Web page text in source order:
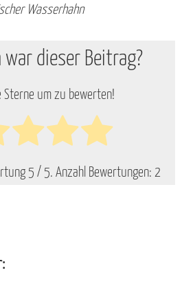
Wasserhahn
dieser Beitrag?
Sterne um zu bewerten!
5 / 5. Anzahl Bewertungen: 2